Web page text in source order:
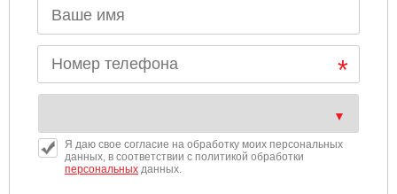
Я даю свое согласие на обработку моих персональных
данных, в соответствии с политикой обработки
персональныхданных.